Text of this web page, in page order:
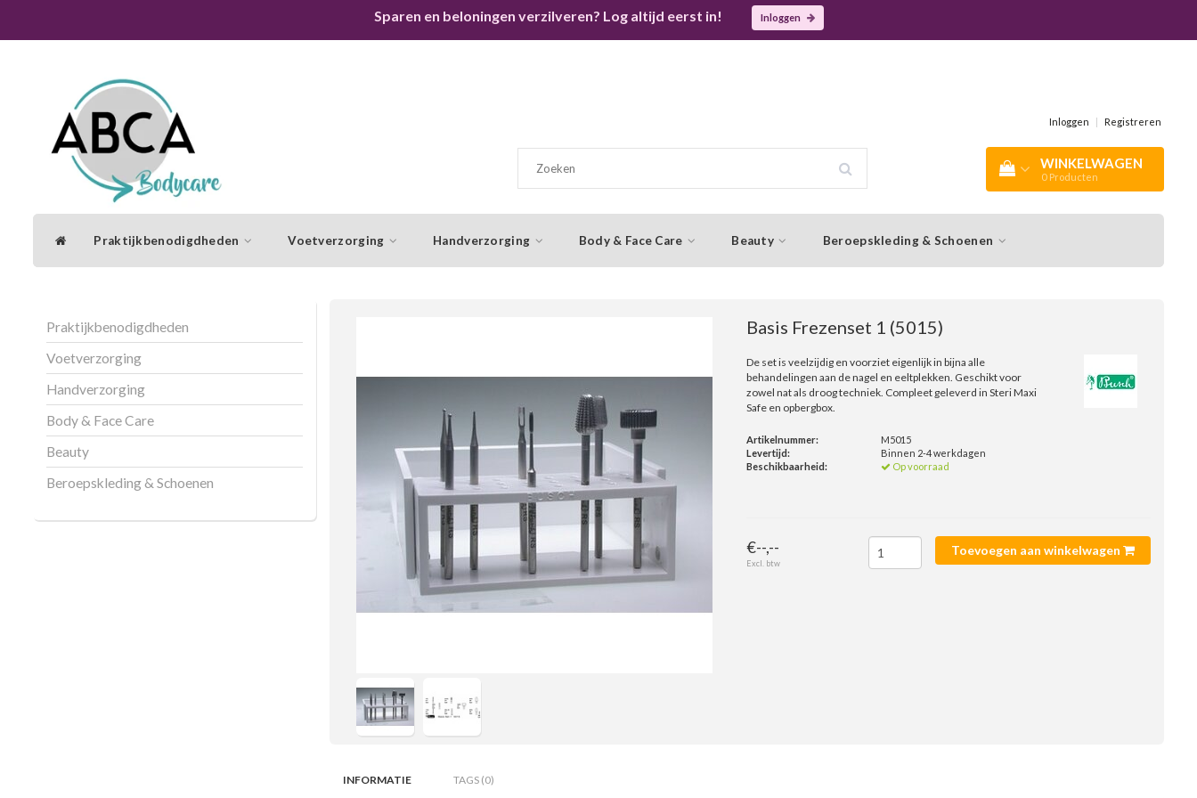
Sparen en beloningen verzilveren? Log altijd eerst in! Inloggen
Inloggen | Registreren
WINKELWAGEN
0 Producten
Praktijkbenodigdheden Voetverzorging Handverzorging Body & Face Care Beauty Beroepskleding & Schoenen
Praktijkbenodigdheden
Voetverzorging
Handverzorging
Body & Face Care
Beauty
Beroepskleding & Schoenen
Basis Frezenset 1 (5015)
De set is veelzijdig en voorziet eigenlijk in bijna alle
behandelingen aan de nagel en eeltplekken. Geschikt voor
zowel nat als droog techniek. Compleet geleverd in Steri Maxi
Safe en opbergbox.
Artikelnummer:
M5015
Levertijd:
Binnen 2-4 werkdagen
Beschikbaarheid:
Op voorraad
€--,--
Excl. btw
Toevoegen aan winkelwagen
INFORMATIE TAGS (0)